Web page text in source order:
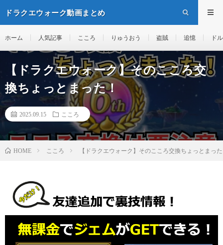
ドラクエウォーク動画まとめ
ホーム 人気記事 こころ りゅうおう 盗賊 追憶 ド
【ドラクエウォーク】そのこころ交
換ちょっとまった！
2025.09.15 こころ
HOME こころ 【ドラクエウォーク】そのこころ交換ちょっとまっ